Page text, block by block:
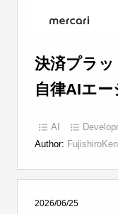
決済プラ
自律AIエ
AI
Author:
2026/06/25